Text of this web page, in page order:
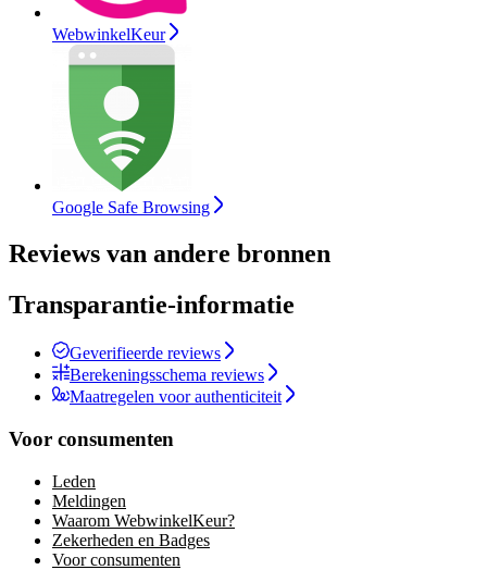
WebwinkelKeur
Google Safe Browsing
Reviews van andere bronnen
Transparantie-informatie
Geverifieerde reviews
Berekeningsschema reviews
Maatregelen voor authenticiteit
Voor consumenten
Leden
Meldingen
Waarom WebwinkelKeur?
Zekerheden en Badges
Voor consumenten